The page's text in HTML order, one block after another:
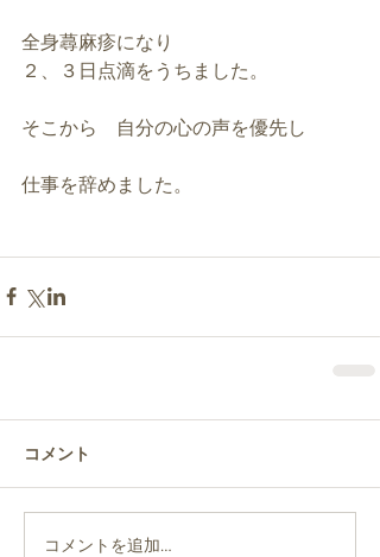
全身蕁麻疹になり
２、３日点滴をうちました。
そこから　自分の心の声を優先し
仕事を辞めました。
コメント
コメントを追加…